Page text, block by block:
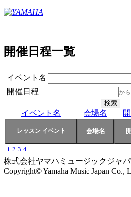
開催日程一覧
イベント名
開催日程
から
イベント名 会場名
1 2 3 4
株式会社ヤマハミュージックジャ
Copyright© Yamaha Music Japan Co.,